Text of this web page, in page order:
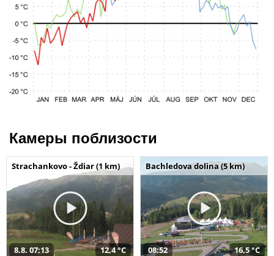
Камеры поблизости
Strachankovo - Ždiar (1 km)
8.8. 07:13 12,4 °C
Bachledova dolina (5 km)
08:52 16,5 °C